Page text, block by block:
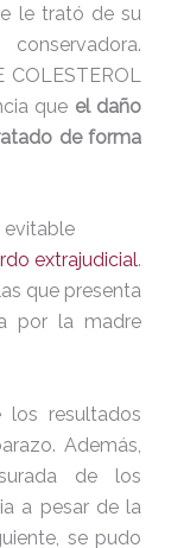
le trató de su
que el daño
de forma
evitable
extrajudicial.
que presenta
por la madre
los resultados
Además,
de los
a pesar de la
se pudo